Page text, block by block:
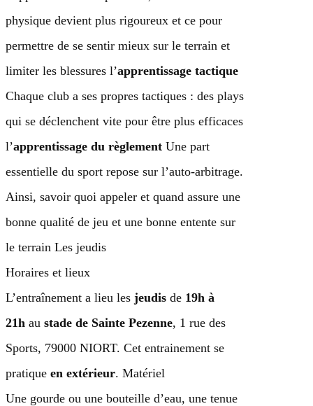
physique devient plus rigoureux et ce pour
permettre de se sentir mieux sur le terrain et
limiter les blessures l’apprentissage tactique
Chaque club a ses propres tactiques : des plays
qui se déclenchent vite pour être plus efficaces
l’apprentissage du règlement Une part
essentielle du sport repose sur l’auto-arbitrage.
Ainsi, savoir quoi appeler et quand assure une
bonne qualité de jeu et une bonne entente sur
le terrain Les jeudis
Horaires et lieux
L’entraînement a lieu les jeudis de 19h à
21h au stade de Sainte Pezenne, 1 rue des
Sports, 79000 NIORT. Cet entrainement se
pratique en extérieur. Matériel
Une gourde ou une bouteille d’eau, une tenue